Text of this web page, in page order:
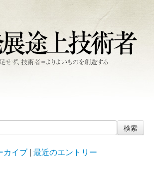
検索
カイブ | 最近のエントリー